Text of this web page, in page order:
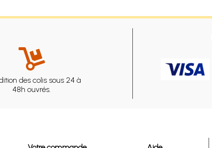
des colis sous 24 à
48h ouvrés.